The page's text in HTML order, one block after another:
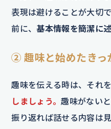
表現は避けることが大切
前に、基本情報を簡潔に
② 趣味と始めたきっ
趣味を伝える時は、それ
しましょう。趣味がない
振り返れば話せる内容は見